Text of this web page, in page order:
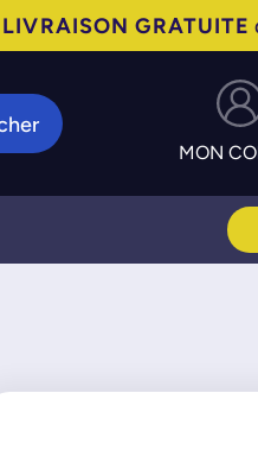
LIVRAISON GRATUITE
MON